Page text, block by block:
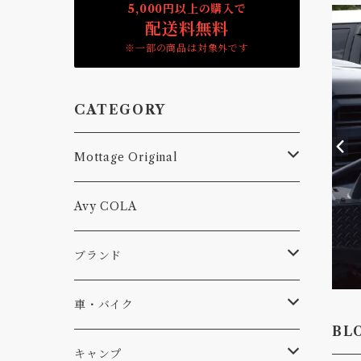
5,000円以上の購入で
配送料無料
※一部の商品は対象外です
CATEGORY
Mottage Original
Tシャツ
キャップ、ニット
ソックス
雑貨
Avy COLA
ブランド
Db
サーフ
A-Frame
車・バイク
車外
キャンプ